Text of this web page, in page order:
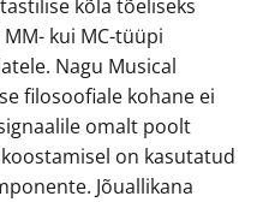
kõla tõeliseks
kui MC-tüüpi
Nagu Musical
filosoofiale kohane ei
omalt poolt
on kasutatud
Jõuallikana